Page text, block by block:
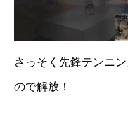
さっそく先鋒テンニ
ので解放！